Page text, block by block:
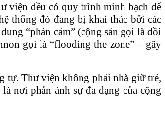
viện đều có quy trình minh bạch để
thống đó đang bị khai thác bởi các
“phản cảm” (cộng sản gọi là đồi
gọi là “flooding the zone” – gây
tự. Thư viện không phải nhà giữ trẻ,
nơi phản ánh sự đa dạng của cộng